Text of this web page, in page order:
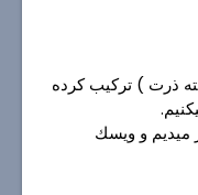
ذرت ) تركیب كرده
و ويسك